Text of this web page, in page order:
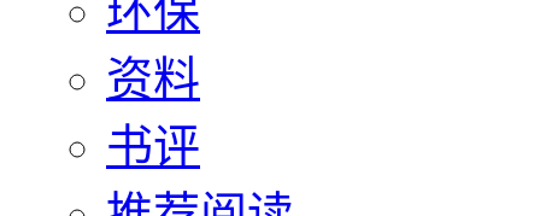
环保
资料
书评